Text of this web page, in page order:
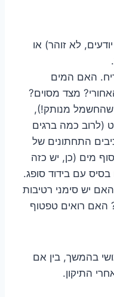
לא זוהר) או
האם המים
מצד מסוים?
שהחשמל מנותק!),
(לרוב כמה ברגים
התחתונים של
מים (כן, יש כזה
עם בידוד סופג.
יש סימני רטיבות
האם רואים טפטוף
בהמשך, בין אם
התיקון.